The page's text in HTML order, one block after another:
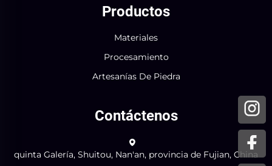
Productos
Materiales
Procesamiento
Artesanías De Piedra
Contáctenos
quinta Galería, Shuitou, Nan'an, provincia de Fujian, China